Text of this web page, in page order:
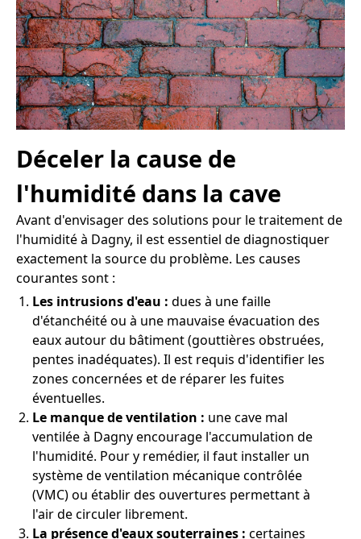
Déceler la cause de
l'humidité dans la cave
Avant d'envisager des solutions pour le traitement de
l'humidité à Dagny, il est essentiel de diagnostiquer
exactement la source du problème. Les causes
courantes sont :
Les intrusions d'eau : dues à une faille
d'étanchéité ou à une mauvaise évacuation des
eaux autour du bâtiment (gouttières obstruées,
pentes inadéquates). Il est requis d'identifier les
zones concernées et de réparer les fuites
éventuelles.
Le manque de ventilation : une cave mal
ventilée à Dagny encourage l'accumulation de
l'humidité. Pour y remédier, il faut installer un
système de ventilation mécanique contrôlée
(VMC) ou établir des ouvertures permettant à
l'air de circuler librement.
La présence d'eaux souterraines : certaines